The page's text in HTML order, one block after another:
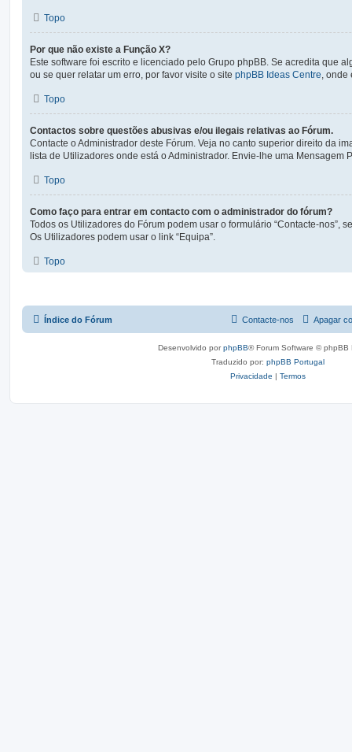
Topo
Por que não existe a Função X?
Este software foi escrito e licenciado pelo Grupo phpBB. Se acredita que
ou se quer relatar um erro, por favor visite o site phpBB Ideas Centre ,
Topo
Contactos sobre questões abusivas e/ou ilegais relativas ao Fórum.
Contacte o Administrador deste Fórum. Veja no canto superior direito da
lista de Utilizadores onde está o Administrador. Envie-lhe uma Mensagem
Topo
Como faço para entrar em contacto com o administrador do fórum?
Todos os Utilizadores do Fórum podem usar o formulário “Contacte-nos”,
Os Utilizadores podem usar o link “Equipa”.
Topo
Índice do Fórum Apagar
Contacte-nos
Desenvolvido porphpBB® Forum Software © phpBB
Traduzido por: phpBB Portugal
Privacidade | Termos